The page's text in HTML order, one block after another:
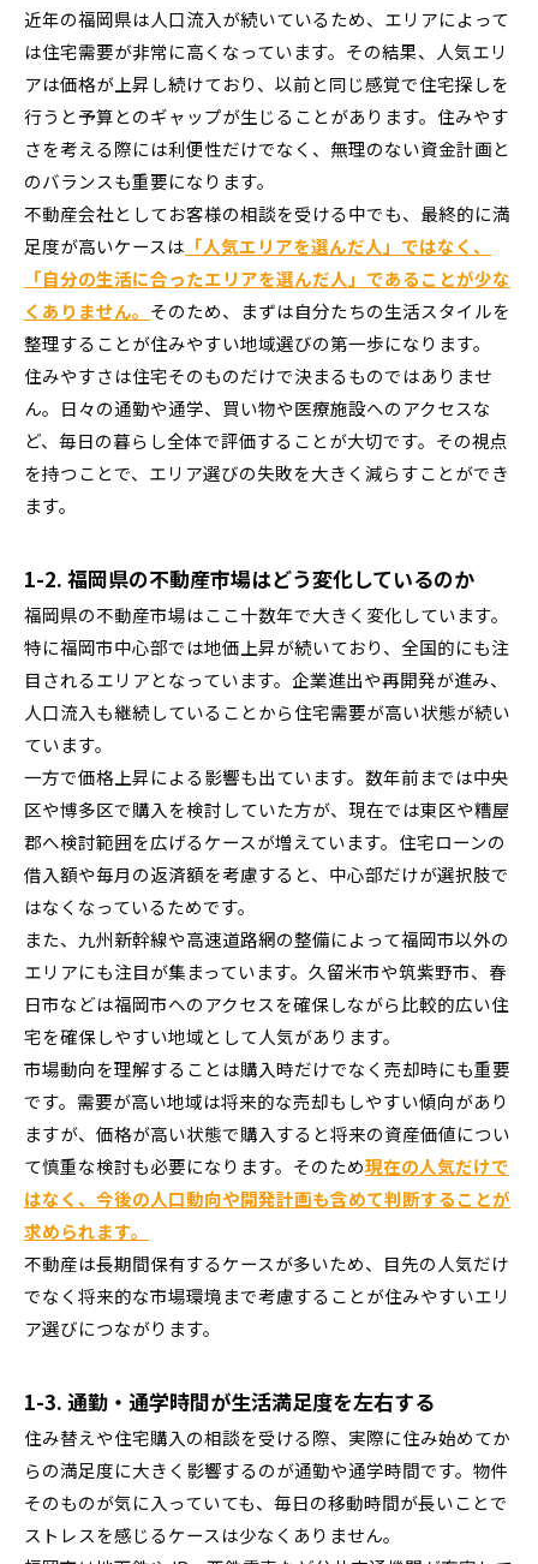
近年の福岡県は人口流入が続いているため、エリアによって
は住宅需要が非常に高くなっています。その結果、人気エリ
アは価格が上昇し続けており、以前と同じ感覚で住宅探しを
行うと予算とのギャップが生じることがあります。住みやす
さを考える際には利便性だけでなく、無理のない資金計画と
のバランスも重要になります。
不動産会社としてお客様の相談を受ける中でも、最終的に満
足度が高いケースは 「人気エリアを選んだ人」ではなく、
「自分の生活に合ったエリアを選んだ人」であることが少な
くありません。 そのため、まずは自分たちの生活スタイルを
整理することが住みやすい地域選びの第一歩になります。
住みやすさは住宅そのものだけで決まるものではありませ
ん。日々の通勤や通学、買い物や医療施設へのアクセスな
ど、毎日の暮らし全体で評価することが大切です。その視点
を持つことで、エリア選びの失敗を大きく減らすことができ
ます。
1-2. 福岡県の不動産市場はどう変化しているのか
福岡県の不動産市場はここ十数年で大きく変化しています。
特に福岡市中心部では地価上昇が続いており、全国的にも注
目されるエリアとなっています。企業進出や再開発が進み、
人口流入も継続していることから住宅需要が高い状態が続い
ています。
一方で価格上昇による影響も出ています。数年前までは中央
区や博多区で購入を検討していた方が、現在では東区や糟屋
郡へ検討範囲を広げるケースが増えています。住宅ローンの
借入額や毎月の返済額を考慮すると、中心部だけが選択肢で
はなくなっているためです。
また、九州新幹線や高速道路網の整備によって福岡市以外の
エリアにも注目が集まっています。久留米市や筑紫野市、春
日市などは福岡市へのアクセスを確保しながら比較的広い住
宅を確保しやすい地域として人気があります。
市場動向を理解することは購入時だけでなく売却時にも重要
です。需要が高い地域は将来的な売却もしやすい傾向があり
ますが、価格が高い状態で購入すると将来の資産価値につい
て慎重な検討も必要になります。そのため現在の人気だけで
はなく、今後の人口動向や開発計画も含めて判断することが
求められます。
不動産は長期間保有するケースが多いため、目先の人気だけ
でなく将来的な市場環境まで考慮することが住みやすいエリ
ア選びにつながります。
1-3. 通勤・通学時間が生活満足度を左右する
住み替えや住宅購入の相談を受ける際、実際に住み始めてか
らの満足度に大きく影響するのが通勤や通学時間です。物件
そのものが気に入っていても、毎日の移動時間が長いことで
ストレスを感じるケースは少なくありません。